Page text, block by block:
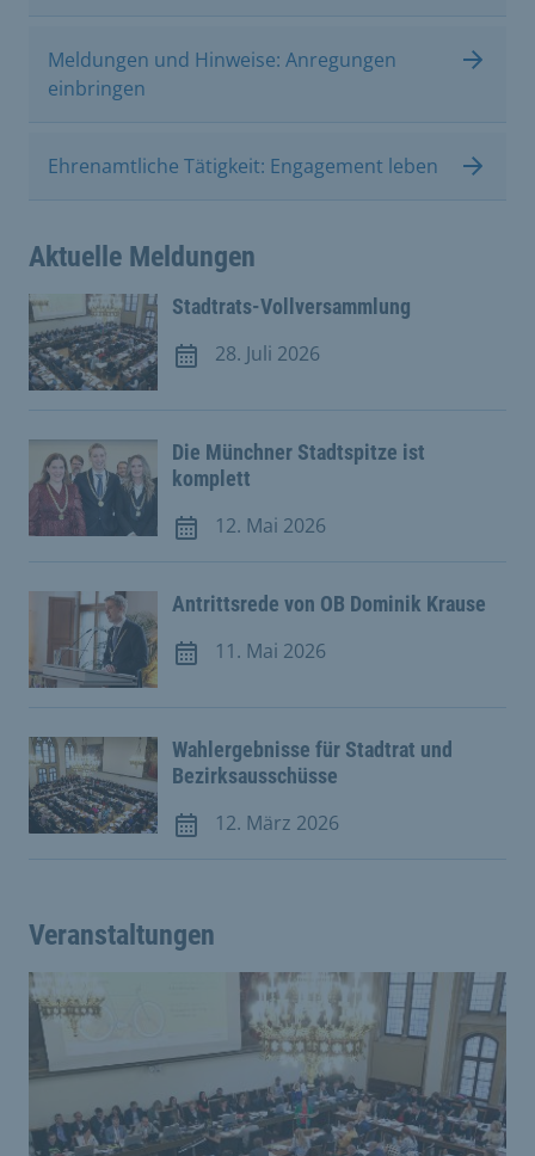
Meldungen und Hinweise: Anregungen
einbringen
Ehrenamtliche Tätigkeit: Engagement leben
Aktuelle Meldungen
Stadtrats-Vollversammlung
Meldung vom 28. Juli 2026
28. Juli 2026
Die Münchner Stadtspitze ist
komplett
Meldung vom 12. Mai 2026
12. Mai 2026
Antrittsrede von OB Dominik Krause
Meldung vom 11. Mai 2026
11. Mai 2026
Wahlergebnisse für Stadtrat und
Bezirksausschüsse
Meldung vom 12. März 2026
12. März 2026
Veranstaltungen